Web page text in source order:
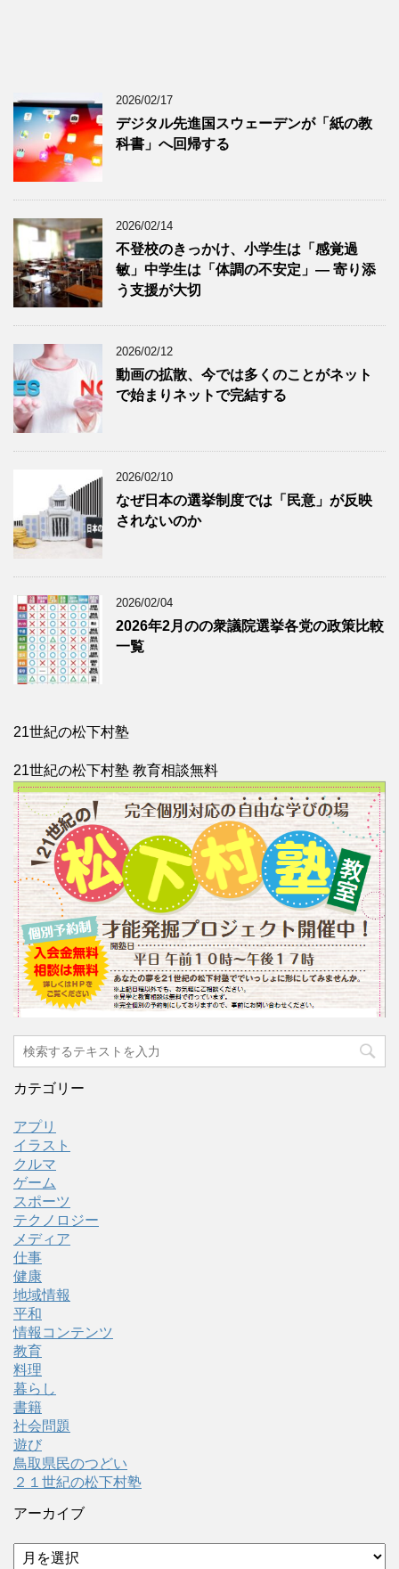
2026/02/17
デジタル先進国スウェーデンが「紙の教
科書」へ回帰する
2026/02/14
不登校のきっかけ、小学生は「感覚過
敏」中学生は「体調の不安定」― 寄り添
う支援が大切
2026/02/12
動画の拡散、今では多くのことがネット
で始まりネットで完結する
2026/02/10
なぜ日本の選挙制度では「民意」が反映
されないのか
2026/02/04
2026年2月のの衆議院選挙各党の政策比較
一覧
21世紀の松下村塾
21世紀の松下村塾 教育相談無料
カテゴリー
アプリ
イラスト
クルマ
ゲーム
スポーツ
テクノロジー
メディア
仕事
健康
地域情報
平和
情報コンテンツ
教育
料理
暮らし
書籍
社会問題
遊び
鳥取県民のつどい
２１世紀の松下村塾
アーカイブ
ア